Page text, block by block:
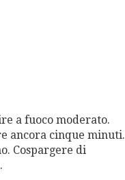
a fuoco moderato.
ancora cinque minuti.
Cospargere di